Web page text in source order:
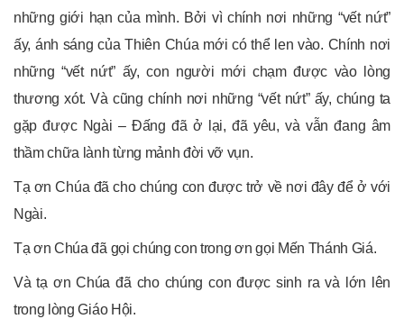
những giới hạn của mình. Bởi vì chính nơi những “vết nứt”
ấy, ánh sáng của Thiên Chúa mới có thể len vào. Chính nơi
những “vết nứt” ấy, con người mới chạm được vào lòng
thương xót. Và cũng chính nơi những “vết nứt” ấy, chúng ta
gặp được Ngài – Đấng đã ở lại, đã yêu, và vẫn đang âm
thầm chữa lành từng mảnh đời vỡ vụn.
Tạ ơn Chúa đã cho chúng con được trở về nơi đây để ở với
Ngài.
Tạ ơn Chúa đã gọi chúng con trong ơn gọi Mến Thánh Giá.
Và tạ ơn Chúa đã cho chúng con được sinh ra và lớn lên
trong lòng Giáo Hội.